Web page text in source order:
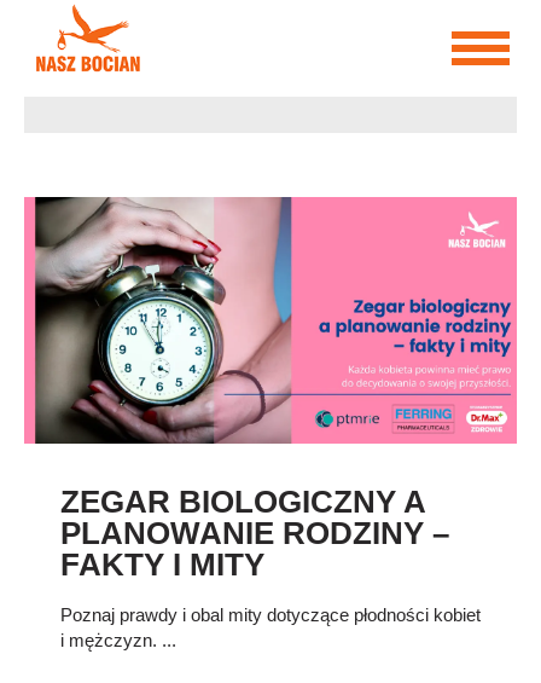
ZEGAR BIOLOGICZNY A
PLANOWANIE RODZINY –
FAKTY I MITY
Poznaj prawdy i obal mity dotyczące płodności kobiet
i mężczyzn. ...